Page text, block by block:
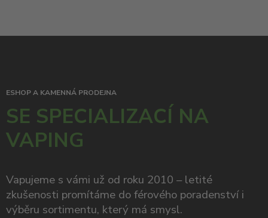
ESHOP A KAMENNÁ PRODEJNA
SE SPECIALIZACÍ NA
VAPING
Vapujeme s vámi už od roku 2010 – letité
zkušenosti promítáme do férového poradenství i
výběru sortimentu, který má smysl.